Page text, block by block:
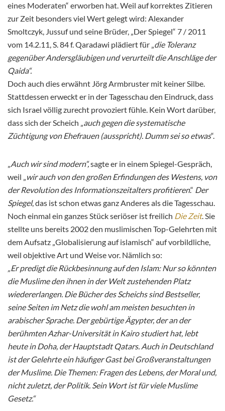
eines Moderaten“ erworben hat. Weil auf korrektes Zitieren
zur Zeit besonders viel Wert gelegt wird: Alexander
Smoltczyk, Jussuf und seine Brüder, „Der Spiegel“ 7 / 2011
vom 14.2.11, S. 84 f. Qaradawi plädiert für „die Toleranz
gegenüber Andersgläubigen und verurteilt die Anschläge der
Qaida“.
Doch auch dies erwähnt Jörg Armbruster mit keiner Silbe.
Stattdessen erweckt er in der Tagesschau den Eindruck, dass
sich Israel völlig zurecht provoziert fühle. Kein Wort darüber,
dass sich der Scheich „auch gegen die systematische
Züchtigung von Ehefrauen (ausspricht). Dumm sei so etwas“.
„Auch wir sind modern“,sagte er in einem Spiegel-Gespräch,
weil „wir auch von den großen Erfindungen des Westens, von
der Revolution des Informationszeitalters profitieren.“ Der
Spiegel, das ist schon etwas ganz Anderes als die Tagesschau.
Noch einmal ein ganzes Stück seriöser ist freilich Die Zeit. Sie
stellte uns bereits 2002 den muslimischen Top-Gelehrten mit
dem Aufsatz „Globalisierung auf islamisch“ auf vorbildliche,
weil objektive Art und Weise vor. Nämlich so:
„Er predigt die Rückbesinnung auf den Islam: Nur so könnten
die Muslime den ihnen in der Welt zustehenden Platz
wiedererlangen. Die Bücher des Scheichs sind Bestseller,
seine Seiten im Netz die wohl am meisten besuchten in
arabischer Sprache. Der gebürtige Ägypter, der an der
berühmten Azhar-Universität in Kairo studiert hat, lebt
heute in Doha, der Hauptstadt Qatars. Auch in Deutschland
ist der Gelehrte ein häufiger Gast bei Großveranstaltungen
der Muslime. Die Themen: Fragen des Lebens, der Moral und,
nicht zuletzt, der Politik. Sein Wort ist für viele Muslime
Gesetz.“